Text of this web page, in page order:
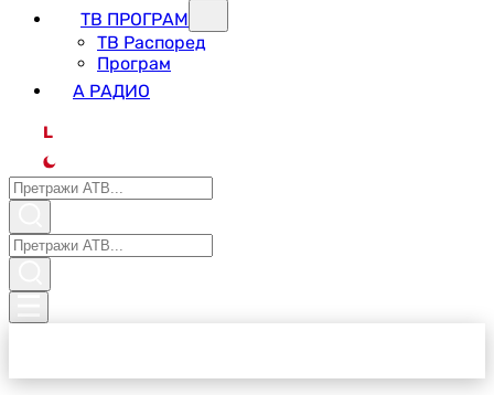
ТВ ПРОГРАМ
ТВ Распоред
Програм
А РАДИО
L